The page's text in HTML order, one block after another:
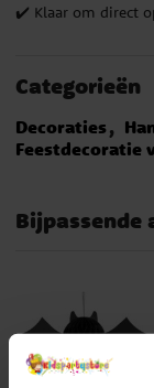
✔️ Klaar om direct
Categorieën
Decoraties
Feestdecoratie
Bijpassende